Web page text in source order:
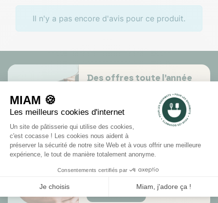
Il n'y a pas encore d'avis pour ce produit.
Des offres toute l’année
long de l'année sur des
sélections de produits